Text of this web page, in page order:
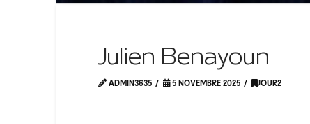
Julien Benayoun
ADMIN3635 5 NOVEMBRE 2025 JOUR2